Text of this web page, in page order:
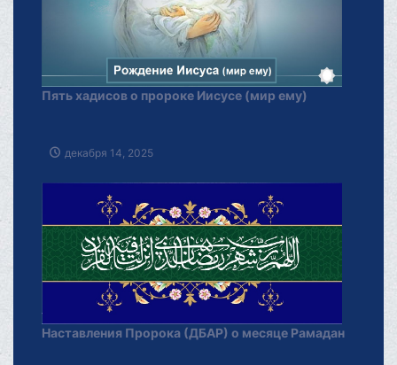
Пять хадисов о пророке Иисусе (мир ему)
декабря 14, 2025
Наставления Пророка (ДБАР) о месяце Рамадан